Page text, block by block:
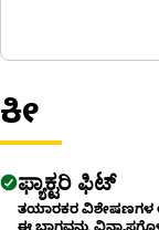
ಕೀ
ಫ್ಯಾಕ್ಟರಿ ಫಿಟ್
ತಯಾರಕರ ವಿಶೇಷಣಗಳ